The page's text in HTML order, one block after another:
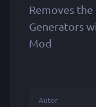
Removes
Generators
Mod
Autor